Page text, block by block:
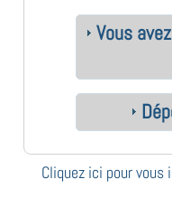
Vous
Cliquez ici pour vous